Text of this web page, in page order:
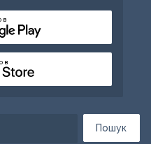
Пошук
в
в